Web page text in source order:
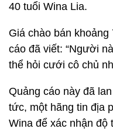
40 tuổi Wina Lia.
Giá chào bán
cáo đã viết: “Người
thể hỏi cưới cô chủ
Quảng cáo này đã
tức, một hãng tin địa
Wina để xác nhận độ